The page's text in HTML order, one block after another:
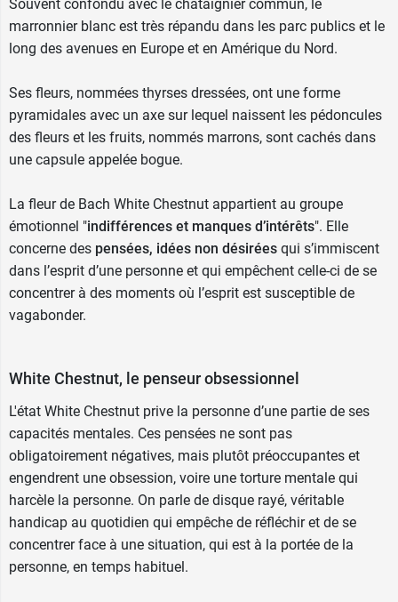
Souvent confondu avec le châtaignier commun, le
marronnier blanc est très répandu dans les parc publics et le
long des avenues en Europe et en Amérique du Nord.
Ses fleurs, nommées thyrses dressées, ont une forme
pyramidales avec un axe sur lequel naissent les pédoncules
des fleurs et les fruits, nommés marrons, sont cachés dans
une capsule appelée bogue.
La fleur de Bach White Chestnut appartient au groupe
émotionnel "indifférences et manques d’intérêts". Elle
concerne des pensées, idées non désirées qui s’immiscent
dans l’esprit d’une personne et qui empêchent celle-ci de se
concentrer à des moments où l’esprit est susceptible de
vagabonder.
White Chestnut, le penseur obsessionnel
L'état White Chestnut prive la personne d’une partie de ses
capacités mentales. Ces pensées ne sont pas
obligatoirement négatives, mais plutôt préoccupantes et
engendrent une obsession, voire une torture mentale qui
harcèle la personne. On parle de disque rayé, véritable
handicap au quotidien qui empêche de réfléchir et de se
concentrerface à une situation, qui est à la portée de la
personne, en temps habituel.